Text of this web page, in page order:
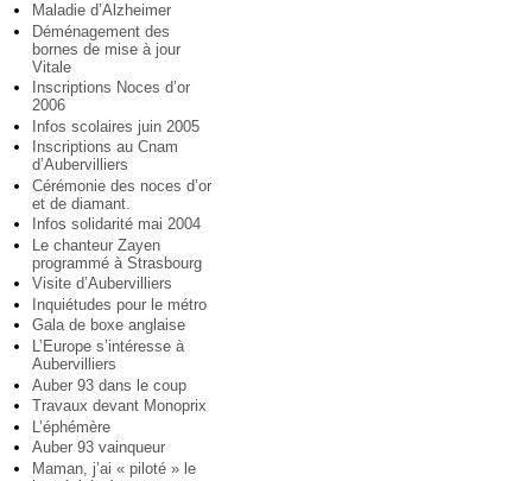
Maladie d’Alzheimer
Déménagement des
bornes de mise à jour
Vitale
Inscriptions Noces d’or
2006
Infos scolaires juin 2005
Inscriptions au Cnam
d’Aubervilliers
Cérémonie des noces d’or
et de diamant.
Infos solidarité mai 2004
Le chanteur Zayen
programmé à Strasbourg
Visite d’Aubervilliers
Inquiétudes pour le métro
Gala de boxe anglaise
L’Europe s’intéresse à
Aubervilliers
Auber 93 dans le coup
Travaux devant Monoprix
L’éphémère
Auber 93 vainqueur
Maman, j’ai « piloté » le